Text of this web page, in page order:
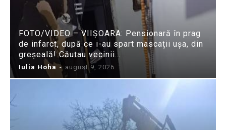
FOTO/VIDEO – VIIȘOARA: Pensionară în prag
de infarct, după ce i-au spart mascații ușa, din
greșeală! Căutau vecinii…
Iulia Hoha - august 9, 2026